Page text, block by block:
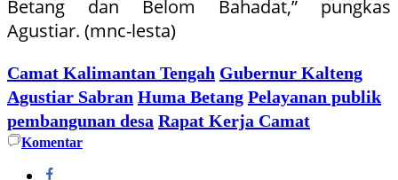
Betang dan Belom Bahadat,” pungkas
Agustiar. (mnc-lesta)
Camat Kalimantan Tengah Gubernur Kalteng
Agustiar Sabran Huma Betang Pelayanan publik
pembangunan desa Rapat Kerja Camat
Komentar